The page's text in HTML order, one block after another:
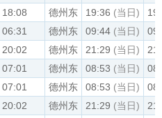
18:08 德州东 19:36 (当日)
06:31 德州东 09:44 (当日)
20:02 德州东 21:29 (当日)
07:01 德州东 08:53 (当日)
07:01 德州东 08:53 (当日)
20:02 德州东 21:29 (当日)